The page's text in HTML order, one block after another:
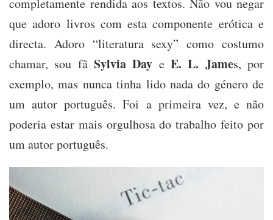
que adoro livros com esta componente erótica e
directa. Adoro “literatura sexy” como costumo
chamar, sou fã Sylvia Day eE. L. James, por
exemplo, mas nunca tinha lido nada do género de
um autor português. Foi a primeira vez, e não
poderia estar mais orgulhosa do trabalho feito por
um autor português.